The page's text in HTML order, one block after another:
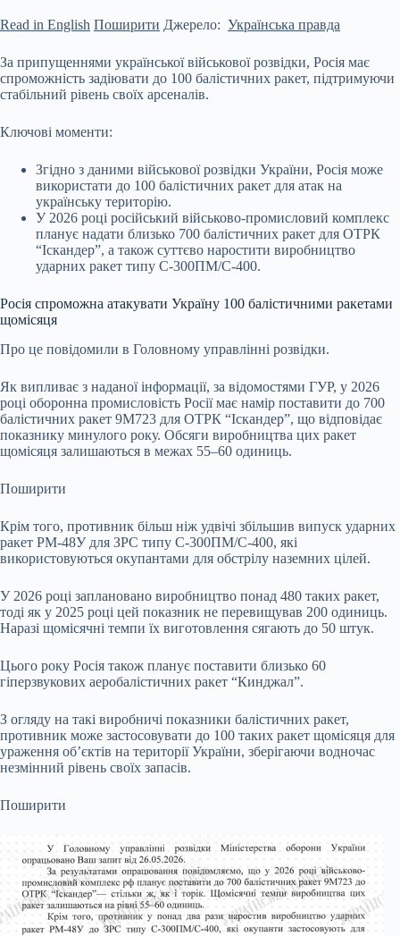
Read in English Поширити Джерело: Українська правда
За припущеннями української військової розвідки, Росія має
спроможність задіювати до 100 балістичних ракет, підтримуючи
стабільний рівень своїх арсеналів.
Ключові моменти:
Згідно з даними військової розвідки України, Росія може
використати до 100 балістичних ракет для атак на
українську територію.
У 2026 році російський військово-промисловий комплекс
планує надати близько 700 балістичних ракет для ОТРК
“Іскандер”, а також суттєво наростити виробництво
ударних ракет типу С-300ПМ/С-400.
Росія спроможна атакувати Україну 100 балістичними ракетами
щомісяця
Про це повідомили в Головному управлінні розвідки.
Як випливає з наданої інформації, за відомостями ГУР, у 2026
році оборонна промисловість Росії має намір поставити до 700
балістичних ракет 9М723 для ОТРК “Іскандер”, що відповідає
показнику минулого року. Обсяги виробництва цих ракет
щомісяця залишаються в межах 55–60 одиниць.
Поширити
Крім того, противник більш ніж удвічі збільшив випуск ударних
ракет РМ-48У для ЗРС типу С-300ПМ/С-400, які
використовуються окупантами для обстрілу наземних цілей.
У 2026 році заплановано виробництво понад 480 таких ракет,
тоді як у 2025 році цей показник не перевищував 200 одиниць.
Наразі щомісячні темпи їх виготовлення сягають до 50 штук.
Цього року Росія також планує поставити близько 60
гіперзвукових аеробалістичних ракет “Кинджал”.
З огляду на такі виробничі показники балістичних ракет,
противник може застосовувати до 100 таких ракет щомісяця для
ураження об’єктів на території України, зберігаючи водночас
незмінний рівень своїх запасів.
Поширити